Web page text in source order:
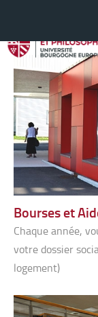
Bourses et
Chaque année,
votre dossier
logement)